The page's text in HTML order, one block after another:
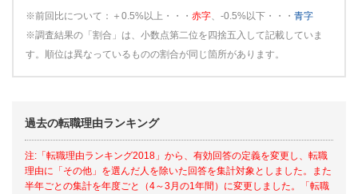
※前回比について：＋0.5%以上・・・ 赤字、-0.5%以下・・・ 青字
※調査結果の「割合」は、小数点第二位を四捨五入して記載していま
す。順位は異なっているものの割合が同じ箇所があります。
過去の転職理由ランキング
注:「転職理由ランキング2018」から、有効回答の定義を変更し、転職
理由に「その他」を選んだ人を除いた回答を集計対象としました。また
半年ごとの集計を年度ごと（4～3月の1年間）に変更しました。「転職